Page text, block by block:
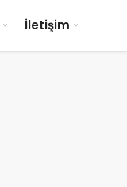
İletişim